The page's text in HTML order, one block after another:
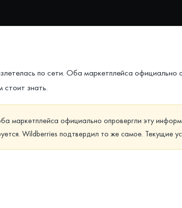
по сети. Оба маркетплейса официально
знать.
маркетплейса официально опровергли эту
Wildberries подтвердил то же самое. Текущие